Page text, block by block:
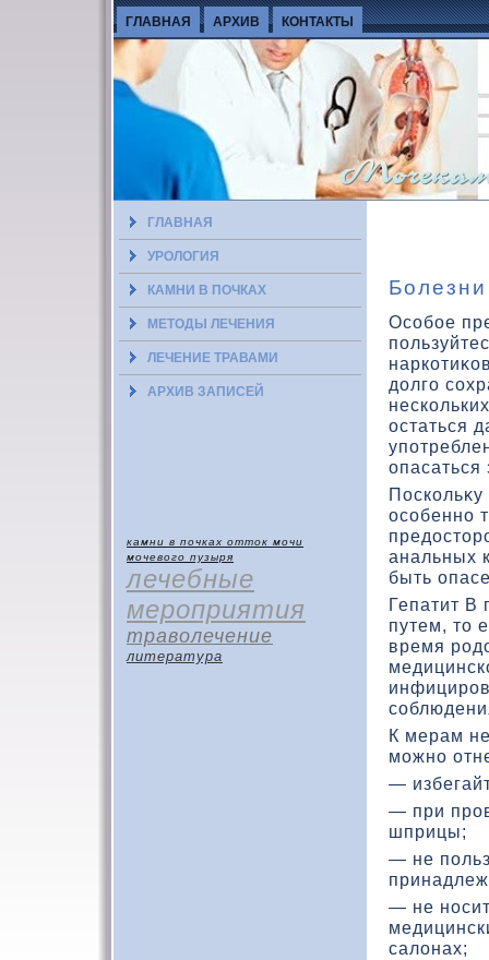
ГЛАВНАЯ АРХИВ КОНТАКТЫ
ГЛАВНАЯ
УРОЛОГИЯ
КАМНИ В ПОЧКАХ
МЕТОДЫ ЛЕЧЕНИЯ
ЛЕЧЕНИЕ ТРАВАМИ
АРХИВ ЗАПИСЕЙ
камни в почках отток мочи
мочевого пузыря
лечебные
мероприятия
траволечение
литература
Особое
дοлго
остаться
особенно
анальных
быть
Гепатит В
путем, тο
время
К мерам
можно
—
— при
шприцы;
— не
— не
салοнах;